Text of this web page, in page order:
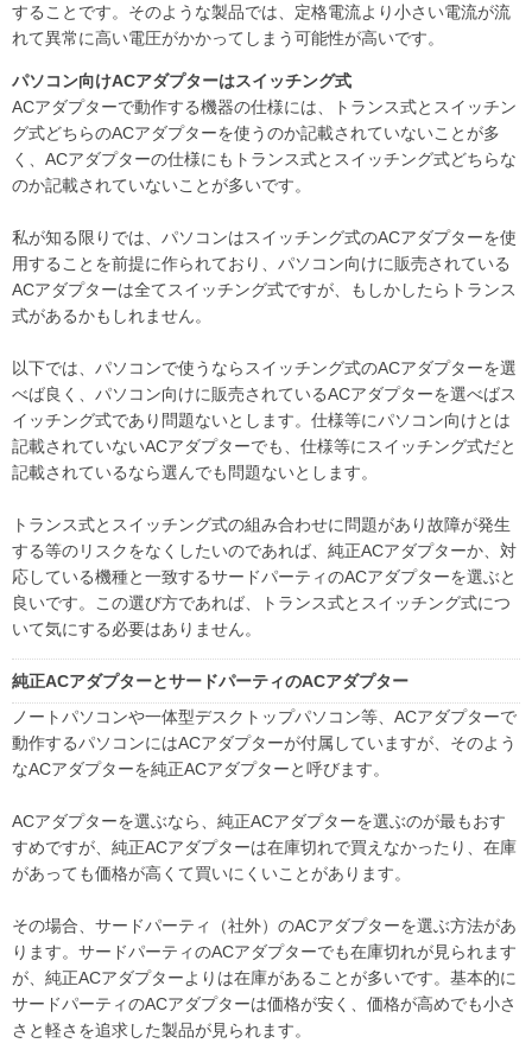
することです。そのような製品では、定格電流より小さい電流が流
れて異常に高い電圧がかかってしまう可能性が高いです。
パソコン向けACアダプターはスイッチング式
ACアダプターで動作する機器の仕様には、トランス式とスイッチン
グ式どちらのACアダプターを使うのか記載されていないことが多
く、ACアダプターの仕様にもトランス式とスイッチング式どちらな
のか記載されていないことが多いです。
私が知る限りでは、パソコンはスイッチング式のACアダプターを使
用することを前提に作られており、パソコン向けに販売されている
ACアダプターは全てスイッチング式ですが、もしかしたらトランス
式があるかもしれません。
以下では、パソコンで使うならスイッチング式のACアダプターを選
べば良く、パソコン向けに販売されているACアダプターを選べばス
イッチング式であり問題ないとします。仕様等にパソコン向けとは
記載されていないACアダプターでも、仕様等にスイッチング式だと
記載されているなら選んでも問題ないとします。
トランス式とスイッチング式の組み合わせに問題があり故障が発生
する等のリスクをなくしたいのであれば、純正ACアダプターか、対
応している機種と一致するサードパーティのACアダプターを選ぶと
良いです。この選び方であれば、トランス式とスイッチング式につ
いて気にする必要はありません。
純正ACアダプターとサードパーティのACアダプター
ノートパソコンや一体型デスクトップパソコン等、ACアダプターで
動作するパソコンにはACアダプターが付属していますが、そのよう
なACアダプターを純正ACアダプターと呼びます。
ACアダプターを選ぶなら、純正ACアダプターを選ぶのが最もおす
すめですが、純正ACアダプターは在庫切れで買えなかったり、在庫
があっても価格が高くて買いにくいことがあります。
その場合、サードパーティ（社外）のACアダプターを選ぶ方法があ
ります。サードパーティのACアダプターでも在庫切れが見られます
が、純正ACアダプターよりは在庫があることが多いです。基本的に
サードパーティのACアダプターは価格が安く、価格が高めでも小さ
さと軽さを追求した製品が見られます。